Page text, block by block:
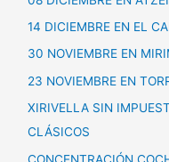
14 DICIEMBRE EN EL
30 NOVIEMBRE EN
23 NOVIEMBRE EN
XIRIVELLA SIN
CLÁSICOS
CONCENTRACIÓN